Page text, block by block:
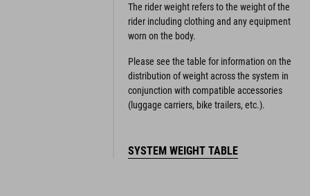
The rider weight refers to the weight of the
rider including clothing and any equipment
worn on the body.
Please see the table for information on the
distribution of weight across the system in
conjunction with compatible accessories
(luggage carriers, bike trailers, etc.).
SYSTEM WEIGHT TABLE